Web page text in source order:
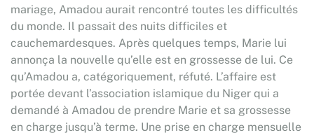
mariage, Amadou aurait rencontré toutes les difficultés
du monde. Il passait des nuits difficiles et
cauchemardesques. Après quelques temps, Marie lui
annonça la nouvelle qu’elle est en grossesse de lui. Ce
qu’Amadou a, catégoriquement, réfuté. L’affaire est
portée devant l’association islamique du Niger qui a
demandé à Amadou de prendre Marie et sa grossesse
en charge jusqu’à terme. Une prise en charge mensuelle